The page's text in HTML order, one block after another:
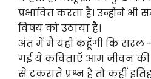
प्रभावित करता है। उन्होंने
विषय को उठाया है।
अंत में मैं यही कहूँगी कि सरल
गई ये कविताएँ आम जीवन की
से टकराते प्रश्न हैं तो कहीं